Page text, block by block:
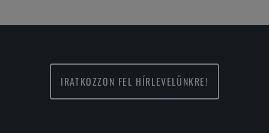
IRATKOZZON FEL HÍRLEVELÜNKRE!